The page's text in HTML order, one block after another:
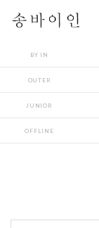
BY IN
OUTER
JUNIOR
OFFLINE